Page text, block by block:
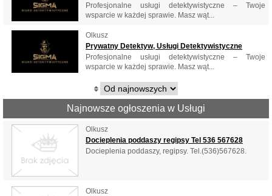
Profesjonalne usługi detektywistyczne – Twoje
wsparcie w każdej sprawie. Masz wąt...
Olkusz
Prywatny Detektyw, Usługi Detektywistyczne
Profesjonalne usługi detektywistyczne – Twoje
wsparcie w każdej sprawie. Masz wąt...
Najnowsze ogłoszenia w Usługi
Olkusz
Docieplenia poddaszy regipsy Tel 536 567628
Docieplenia poddaszy, regipsy. Tel.(536)567628.
Olkusz